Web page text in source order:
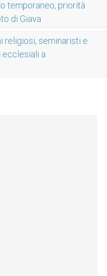
temporaneo, priorità
di Giava
religiosi, seminaristi e
a